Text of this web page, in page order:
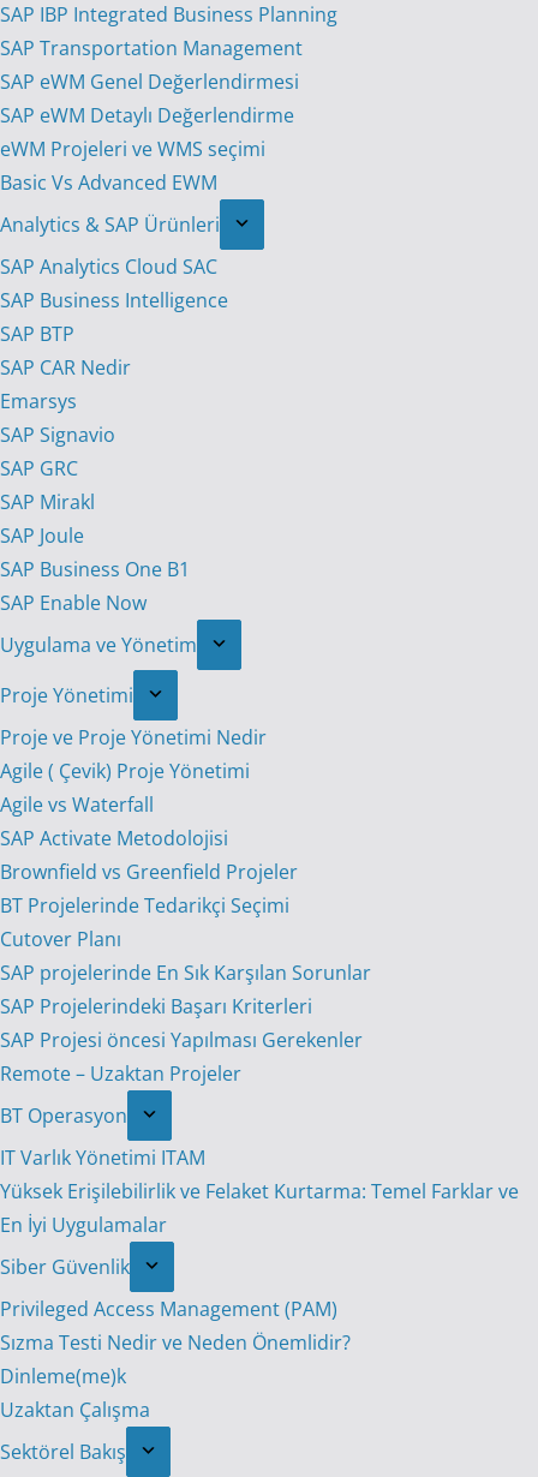
SAP IBP Integrated Business Planning
SAP Transportation Management
SAP eWM Genel Değerlendirmesi
SAP eWM Detaylı Değerlendirme
eWM Projeleri ve WMS seçimi
Basic Vs Advanced EWM
Analytics & SAP Ürünleri
SAP Analytics Cloud SAC
SAP Business Intelligence
SAP BTP
SAP CAR Nedir
Emarsys
SAP Signavio
SAP GRC
SAP Mirakl
SAP Joule
SAP Business One B1
SAP Enable Now
Uygulama ve Yönetim
Proje Yönetimi
Proje ve Proje Yönetimi Nedir
Agile ( Çevik) Proje Yönetimi
Agile vs Waterfall
SAP Activate Metodolojisi
Brownfield vs Greenfield Projeler
BT Projelerinde Tedarikçi Seçimi
Cutover Planı
SAP projelerinde En Sık Karşılan Sorunlar
SAP Projelerindeki Başarı Kriterleri
SAP Projesi öncesi Yapılması Gerekenler
Remote – Uzaktan Projeler
BT Operasyon
IT Varlık Yönetimi ITAM
Yüksek Erişilebilirlik ve Felaket Kurtarma: Temel Farklar ve
En İyi Uygulamalar
Siber Güvenlik
Privileged Access Management (PAM)
Sızma Testi Nedir ve Neden Önemlidir?
Dinleme(me)k
Uzaktan Çalışma
Sektörel Bakış